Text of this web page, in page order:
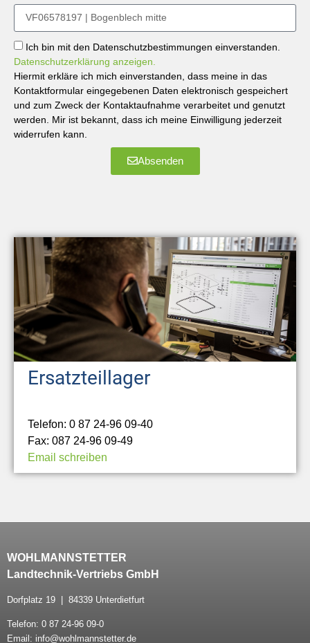
Ich bin mit den Datenschutzbestimmungen einverstanden.
Datenschutzerklärung anzeigen.
Hiermit erkläre ich mich einverstanden, dass meine in das
Kontaktformular eingegebenen Daten elektronisch gespeichert
und zum Zweck der Kontaktaufnahme verarbeitet und genutzt
werden. Mir ist bekannt, dass ich meine Einwilligung jederzeit
widerrufen kann.
Absenden
Ersatzteillager
Telefon: 0 87 24-96 09-40
Fax: 087 24-96 09-49
Email schreiben
WOHLMANNSTETTER
Landtechnik-Vertriebs GmbH
Dorfplatz 19 | 84339 Unterdietfurt
Telefon: 0 87 24-96 09-0
Email: info@wohlmannstetter.de